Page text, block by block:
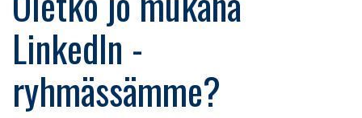
LinkedIn -
ryhmässämme?